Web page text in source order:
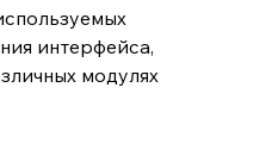
интерфейса,
модулях